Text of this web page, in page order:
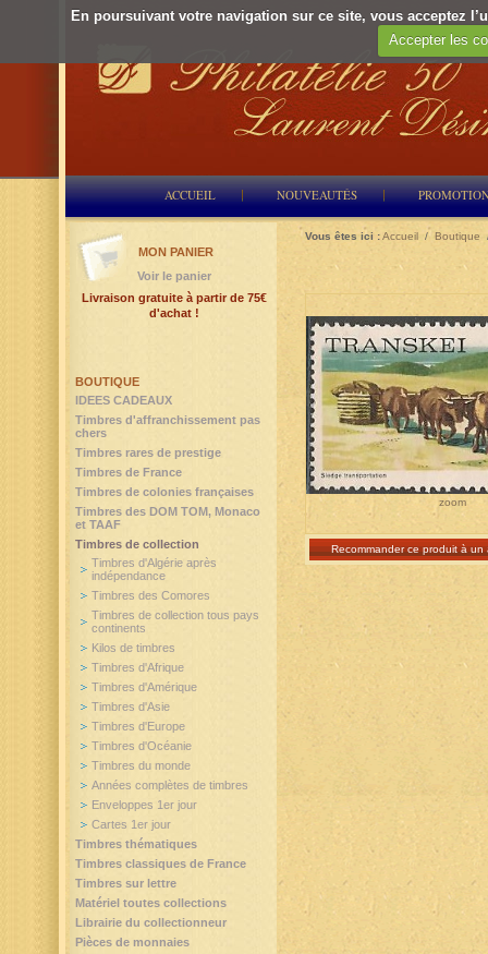
En poursuivant votre navigation sur ce site, vous acceptez
Accepter les
ACCUEIL NOUVEAUTÉS
Vous êtes ici :Accueil / Boutique
zoom
Recommander ce produit à un
BOUTIQUE
IDEES CADEAUX
Timbres d'affranchissement pas
chers
Timbres rares de prestige
Timbres de France
Timbres de colonies françaises
Timbres des DOM TOM, Monaco
et TAAF
Timbres de collection
Timbres d'Algérie après
indépendance
Timbres des Comores
Timbres de collection tous pays
continents
Kilos de timbres
Timbres d'Afrique
Timbres d'Amérique
Timbres d'Asie
Timbres d'Europe
Timbres d'Océanie
Timbres du monde
Années complètes de timbres
Enveloppes 1er jour
Cartes 1er jour
Timbres thématiques
Timbres classiques de France
Timbres sur lettre
Matériel toutes collections
Librairie du collectionneur
Pièces de monnaies
MON PANIER
Voir le panier
Livraison gratuite à partir de 75€
d'achat !